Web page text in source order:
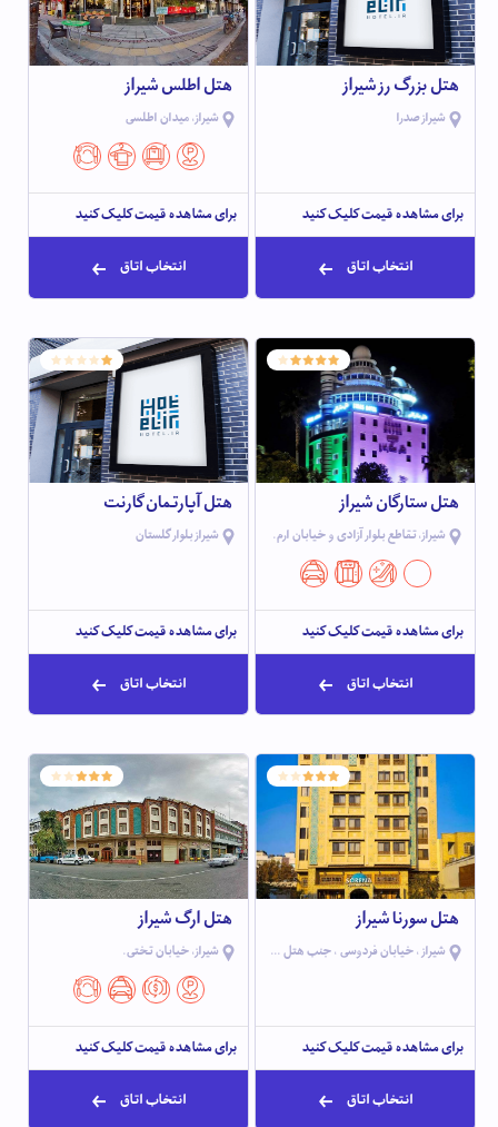
هتل بزرگ رز شیراز
شیراز صدرا
برای مشاهده قیمت کلیک کنید
انتخاب اتاق
هتل اطلس شیراز
شیراز، میدان اطلسی
برای مشاهده قیمت کلیک کنید
انتخاب اتاق
هتل ستارگان شیراز
شیراز، تقاطع بلوار آزادی و خیابان ارم.
برای مشاهده قیمت کلیک کنید
انتخاب اتاق
هتل آپارتمان گارنت
شیراز بلوار گلستان
برای مشاهده قیمت کلیک کنید
انتخاب اتاق
هتل سورنا شیراز
شیراز ، خیابان فردوسی ، جنب هتل تالار
برای مشاهده قیمت کلیک کنید
انتخاب اتاق
هتل ارگ شیراز
شیراز، خیابان تختی.
برای مشاهده قیمت کلیک کنید
انتخاب اتاق